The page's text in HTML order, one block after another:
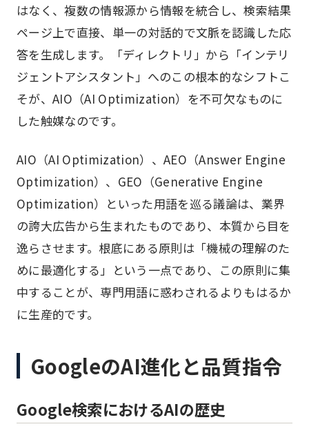
はなく、複数の情報源から情報を統合し、検索結果
ページ上で直接、単一の対話的で文脈を認識した応
答を生成します。「ディレクトリ」から「インテリ
ジェントアシスタント」へのこの根本的なシフトこ
そが、AIO（AI Optimization）を不可欠なものに
した触媒なのです。
AIO（AI Optimization）、AEO（Answer Engine
Optimization）、GEO（Generative Engine
Optimization）といった用語を巡る議論は、業界
の誇大広告から生まれたものであり、本質から目を
逸らさせます。根底にある原則は「機械の理解のた
めに最適化する」という一点であり、この原則に集
中することが、専門用語に惑わされるよりもはるか
に生産的です。
GoogleのAI進化と品質指令
Google検索におけるAIの歴史